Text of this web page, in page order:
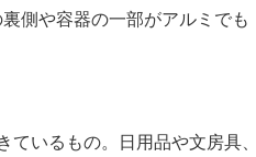
側や容器の一部がアルミでも
ているもの。日用品や文房具